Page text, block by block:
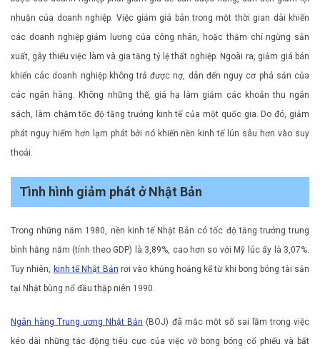
nhuận của doanh nghiệp. Việc giảm giá bán trong một thời gian dài khiến
các doanh nghiệp giảm lương của công nhân, hoặc thậm chí ngừng sản
xuất, gây thiếu việc làm và gia tăng tỷ lệ thất nghiệp. Ngoài ra, giảm giá bán
khiến các doanh nghiệp không trả được nợ, dẫn đến nguy cơ phá sản của
các ngân hàng. Không những thế, giá hạ làm giảm các khoản thu ngân
sách, làm chậm tốc độ tăng trưởng kinh tế của một quốc gia. Do đó, giảm
phát nguy hiểm hơn lạm phát bởi nó khiến nền kinh tế lún sâu hơn vào suy
thoái.
Tình hình giảm phát ở Nhật Bản
Trong những năm 1980, nền kinh tế Nhật Bản có tốc độ tăng trưởng trung
bình hằng năm (tính theo GDP) là 3,89%, cao hơn so với Mỹ lúc ấy là 3,07%.
Tuy nhiên, kinh tế Nhật Bản rơi vào khủng hoảng kể từ khi bong bóng tài sản
tại Nhật bùng nổ đầu thập niên 1990.
Ngân hàng Trung ương Nhật Bản (BOJ) đã mắc một số sai lầm trong việc
kéo dài những tác động tiêu cực của việc vỡ bong bóng cổ phiếu và bất